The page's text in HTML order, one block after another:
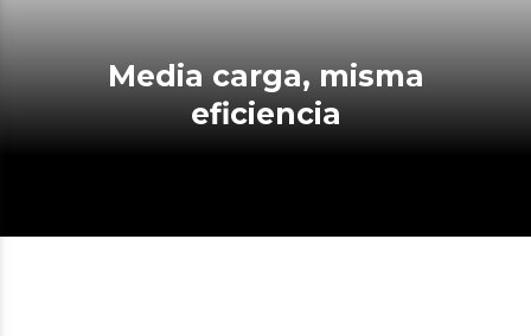
Media carga, misma
eficiencia